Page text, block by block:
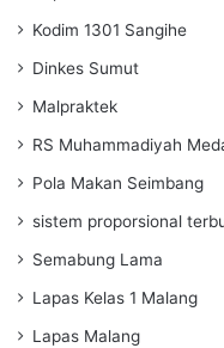
Kodim 1301 Sangihe
Dinkes Sumut
Malpraktek
RS Muhammadiyah
Pola Makan Seimbang
sistem proporsional
Semabung Lama
Lapas Kelas 1 Malang
Lapas Malang